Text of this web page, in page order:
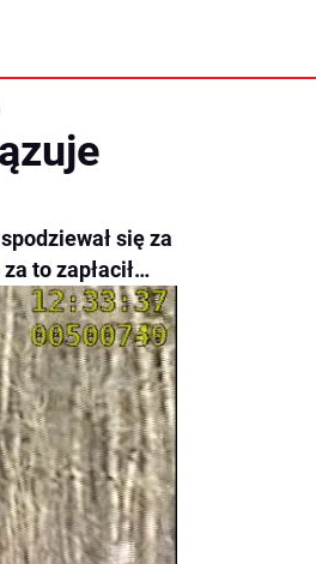
się za
to zapłacił…